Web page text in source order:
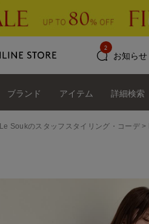
お知らせ
2
ブランド アイテム 詳細検索
Le Soukのスタッフスタイリング・コーデ